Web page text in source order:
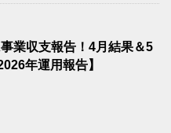
業収支報告！4月結果＆5
年運用報告】